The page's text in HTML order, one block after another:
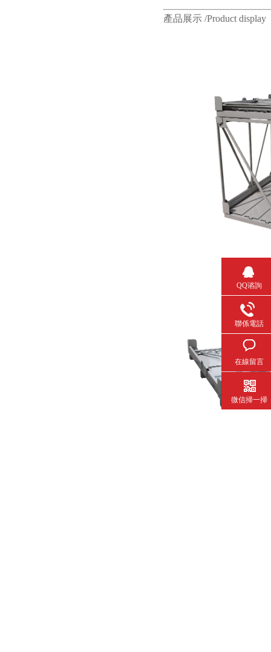
產品展示 /Product display
QQ谘詢
聯係電話
在線留言
微信掃一掃